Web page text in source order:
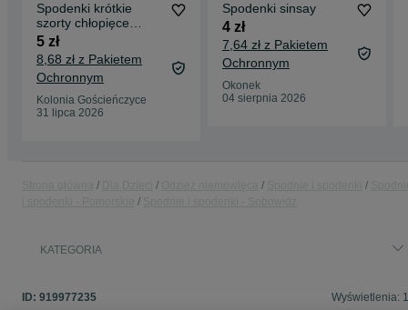
Spodenki krótkie
szorty chłopięce
niemowlęce lato So
Cute Pepco 74
5 zł
8,68 zł z Pakietem
Ochronnym
Kolonia Gościeńczyce
31 lipca 2026
Spodenki sinsay
4 zł
7,64 zł z Pakietem
Ochronnym
Okonek
04 sierpnia 2026
KATEGORIA
ID: 919977235 Wyświetlenia: